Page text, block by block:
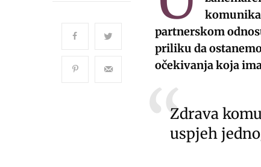
partnerskom
priliku da
očekivanja koja
Zdrava
uspjeh